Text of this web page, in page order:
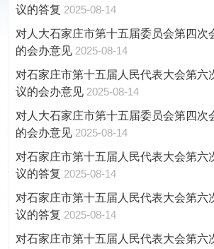
议的答复 2025-08-14
对人大石家庄市第十五届委员会第四次
的会办意见 2025-08-14
对石家庄市第十五届人民代表大会第六
议的会办意见 2025-08-14
对人大石家庄市第十五届委员会第四次
的会办意见 2025-08-14
对石家庄市第十五届人民代表大会第六
议的答复 2025-08-14
对石家庄市第十五届人民代表大会第六
议的答复 2025-08-14
对石家庄市第十五届人民代表大会第六